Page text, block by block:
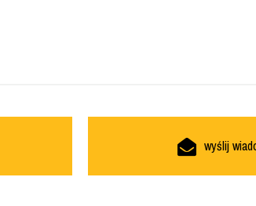
wyślij